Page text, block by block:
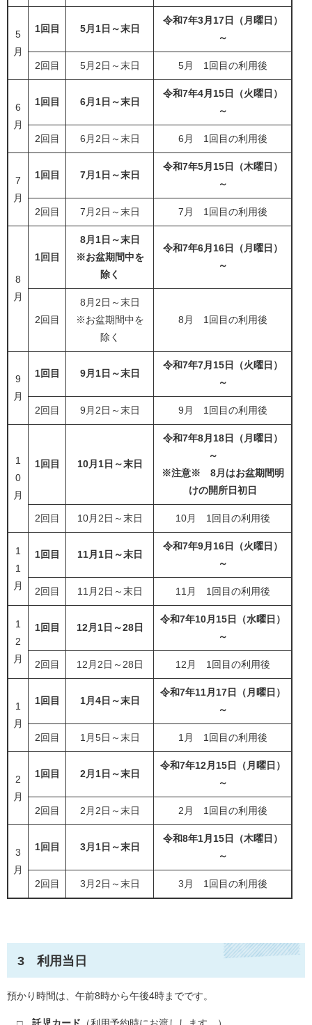
5
月
1回目 5月1日～末日
令和7年3月17日（月曜日）
～
2回目 5月2日～末日 5月 1回目の利用後
6
月
1回目 6月1日～末日
令和7年4月15日（火曜日）
～
2回目 6月2日～末日 6月 1回目の利用後
7
月
1回目 7月1日～末日
令和7年5月15日（木曜日）
～
2回目 7月2日～末日 7月 1回目の利用後
8
月
1回目
8月1日～末日
※お盆期間中を
除く
令和7年6月16日（月曜日）
～
2回目
8月2日～末日
※お盆期間中を
除く
8月 1回目の利用後
9
月
1回目 9月1日～末日
令和7年7月15日（火曜日）
～
2回目 9月2日～末日 9月 1回目の利用後
1
0
月
1回目 10月1日～末日
令和7年8月18日（月曜日）
～
※注意※ 8月はお盆期間明
けの開所日初日
2回目 10月2日～末日 10月 1回目の利用後
1
1
月
1回目 11月1日～末日
令和7年9月16日（火曜日）
～
2回目 11月2日～末日 11月 1回目の利用後
1
2
月
1回目 12月1日～28日
令和7年10月15日（水曜日）
～
2回目 12月2日～28日 12月 1回目の利用後
1
月
1回目 1月4日～末日
令和7年11月17日（月曜日）
～
2回目 1月5日～末日 1月 1回目の利用後
2
月
1回目 2月1日～末日
令和7年12月15日（月曜日）
～
2回目 2月2日～末日 2月 1回目の利用後
3
月
1回目 3月1日～末日
令和8年1月15日（木曜日）
～
2回目 3月2日～末日 3月 1回目の利用後
3 利用当日
預かり時間は、午前8時から午後4時までです。